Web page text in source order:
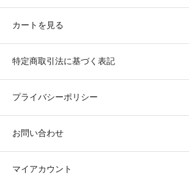
カートを見る
特定商取引法に基づく表記
プライバシーポリシー
お問い合わせ
マイアカウント